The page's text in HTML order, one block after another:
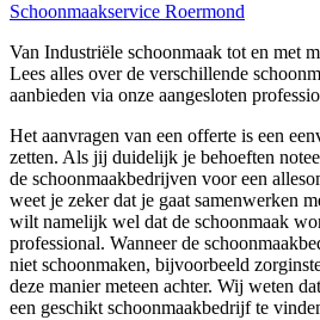
Schoonmaakservice Roermond
Van Industriële schoonmaak tot en met
Lees alles over de verschillende
aanbieden via onze aangesloten
Het aanvragen van een offerte is een
zetten. Als jij duidelijk je behoeften
de schoonmaakbedrijven voor een
weet je zeker dat je gaat samenwerken
wilt namelijk wel dat de schoonmaak
professional. Wanneer de
niet schoonmaken, bijvoorbeeld
deze manier meteen achter. Wij weten
een geschikt schoonmaakbedrijf te